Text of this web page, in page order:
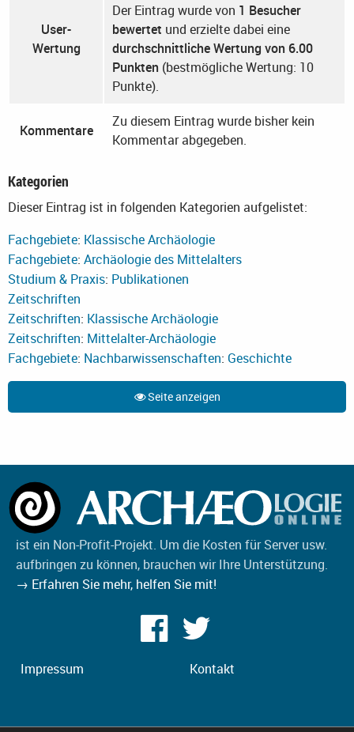
User-
Wertung
Der Eintrag wurde von 1 Besucher
bewertet und erzielte dabei eine
durchschnittliche Wertung von 6.00
Punkten (bestmögliche Wertung: 10
Punkte).
Kommentare
Zu diesem Eintrag wurde bisher kein
Kommentar abgegeben.
Kategorien
Dieser Eintrag ist in folgenden Kategorien aufgelistet:
Fachgebiete: Klassische Archäologie
Fachgebiete: Archäologie des Mittelalters
Studium & Praxis: Publikationen
Zeitschriften
Zeitschriften: Klassische Archäologie
Zeitschriften: Mittelalter-Archäologie
Fachgebiete: Nachbarwissenschaften: Geschichte
Seite anzeigen
ist ein Non-Profit-Projekt. Um die Kosten für Server usw.
aufbringen zu können, brauchen wir Ihre Unterstützung.
→ Erfahren Sie mehr, helfen Sie mit!
Impressum Kontakt